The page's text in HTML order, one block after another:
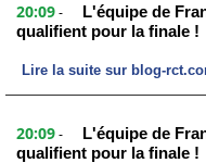
20:09 -
L'équipe de
qualifient pour la finale !
Lire la suite sur blog-
20:09 -
L'équipe de
qualifient pour la finale !